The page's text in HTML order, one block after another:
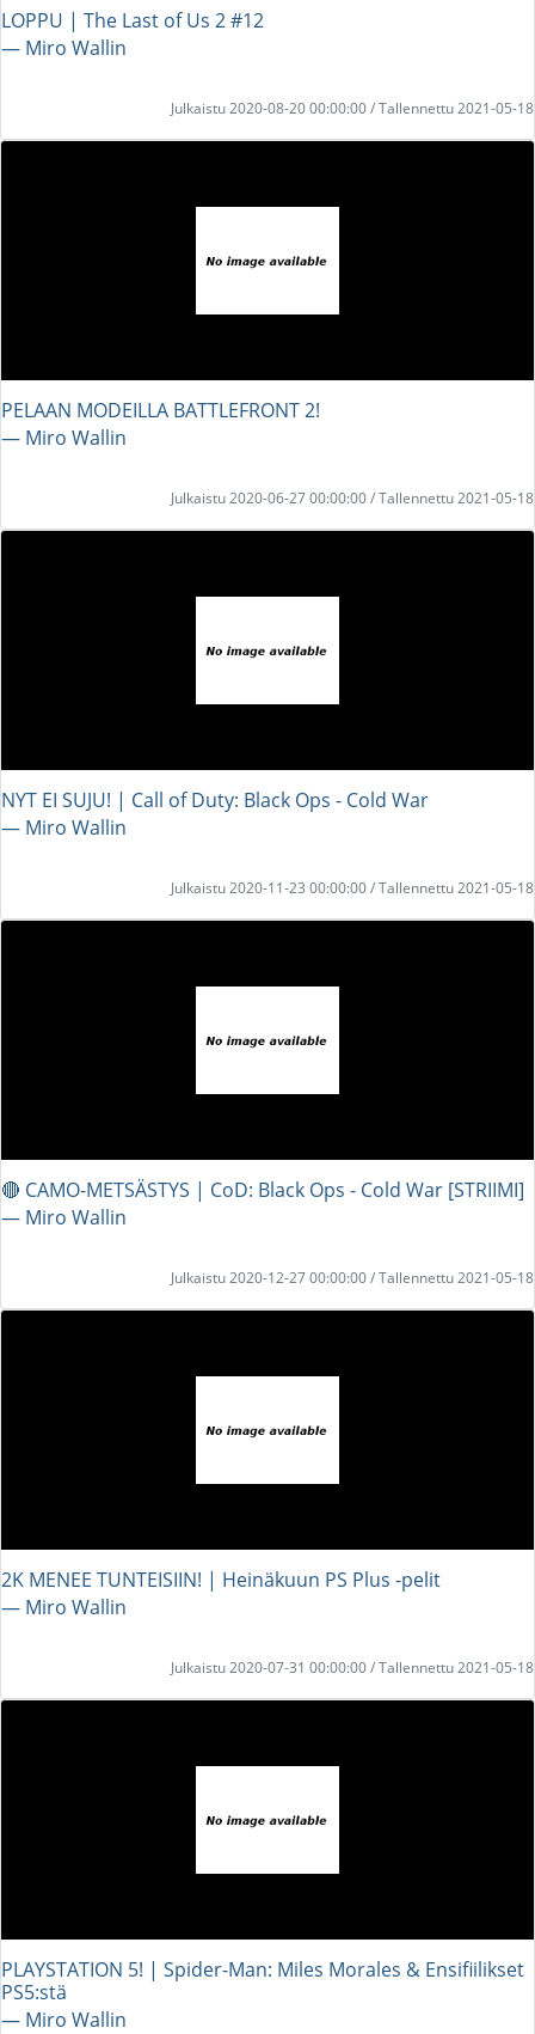
LOPPU | The Last of Us 2 #12
― Miro Wallin
Julkaistu 2020-08-20 00:00:00 / Tallennettu 2021-05-18
PELAAN MODEILLA BATTLEFRONT 2!
― Miro Wallin
Julkaistu 2020-06-27 00:00:00 / Tallennettu 2021-05-18
NYT EI SUJU! | Call of Duty: Black Ops - Cold War
― Miro Wallin
Julkaistu 2020-11-23 00:00:00 / Tallennettu 2021-05-18
🔴 CAMO-METSÄSTYS | CoD: Black Ops - Cold War [STRIIMI]
― Miro Wallin
Julkaistu 2020-12-27 00:00:00 / Tallennettu 2021-05-18
2K MENEE TUNTEISIIN! | Heinäkuun PS Plus -pelit
― Miro Wallin
Julkaistu 2020-07-31 00:00:00 / Tallennettu 2021-05-18
PLAYSTATION 5! | Spider-Man: Miles Morales & Ensifiilikset
PS5:stä
― Miro Wallin